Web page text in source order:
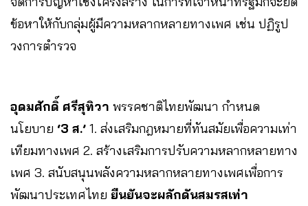
ข้อหาให้กับกลุ่มผู้มีความหลากหลายทางเพศ เช่น ปฏิรูป
วงการตำรวจ
อุดมศักดิ์ ศรีสุทิวา พรรคชาติไทยพัฒนา กำหนด
นโยบาย ‘3 ส.’ 1. ส่งเสริมกฎหมายที่ทันสมัยเพื่อความเท่า
เทียมทางเพศ 2. สร้างเสริมการปรับความหลากหลายทาง
เพศ 3. สนับสนุนพลังความหลากหลายทางเพศเพื่อการ
พัฒนาประเทศไทย ยืนยันจะผลักดันสมรสเท่า